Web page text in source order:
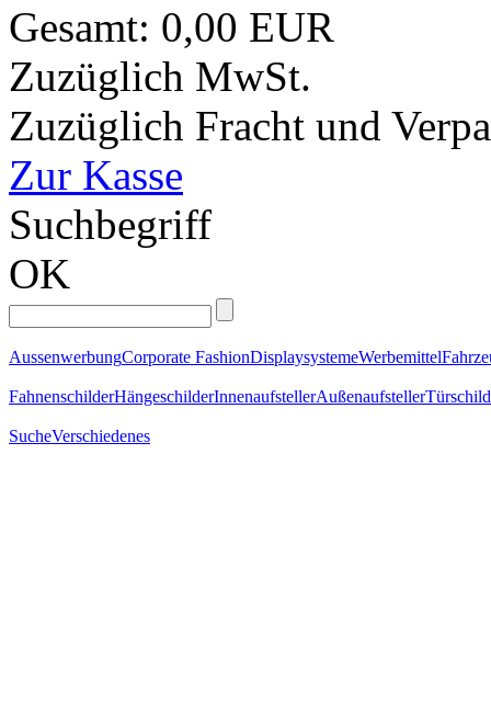
Gesamt: 0,00 EUR
Zuzüglich MwSt.
Zuzüglich Fracht und
Zur Kasse
Suchbegriff
OK
AussenwerbungCorporate FashionDisplaysystemeWerbemittel
FahnenschilderHängeschilderInnenaufstellerAußenaufsteller
SucheVerschiedenes